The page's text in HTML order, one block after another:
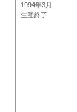
1994年3月
生産終了